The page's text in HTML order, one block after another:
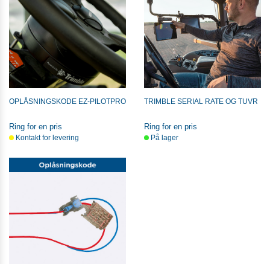
OPLÅSNINGSKODE EZ-PILOTPRO
Ring for en pris
Kontakt for levering
TRIMBLE SERIAL RATE OG TUVR
Ring for en pris
På lager